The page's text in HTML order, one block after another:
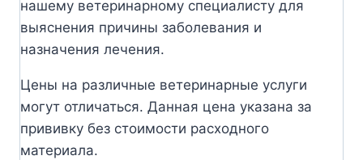
нашему ветеринарному специалисту для
выяснения причины заболевания и
назначения лечения.
Цены на различные ветеринарные услуги
могут отличаться. Данная цена указана за
прививку без стоимости расходного
материала.